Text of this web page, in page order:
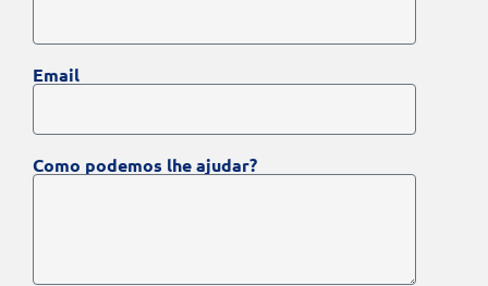
Email
Como podemos lhe ajudar?